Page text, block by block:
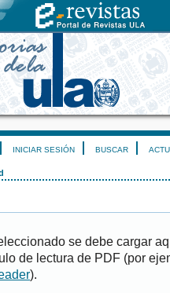
INICIAR SESIÓN BUSCAR
se debe cargar
de lectura de PDF (por
).